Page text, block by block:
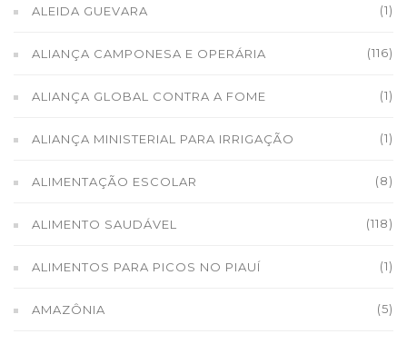
ALEIDA GUEVARA (1)
ALIANÇA CAMPONESA E OPERÁRIA (116)
ALIANÇA GLOBAL CONTRA A FOME (1)
ALIANÇA MINISTERIAL PARA IRRIGAÇÃO (1)
ALIMENTAÇÃO ESCOLAR (8)
ALIMENTO SAUDÁVEL (118)
ALIMENTOS PARA PICOS NO PIAUÍ (1)
AMAZÔNIA (5)